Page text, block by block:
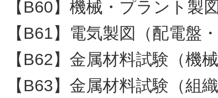
【B60】機械・プラント製
【B61】電気製図（配電盤
【B62】金属材料試験（機
【B63】金属材料試験（組